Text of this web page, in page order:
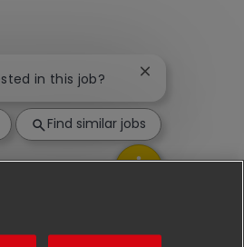
in this job? Close chatbot
Find similar jobs